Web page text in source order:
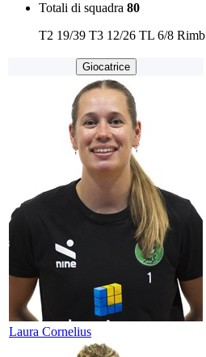
Totali di squadra 80
T2 19/39 T3 12/26 TL 6/8 Rimb
Giocatrice
Laura Cornelius